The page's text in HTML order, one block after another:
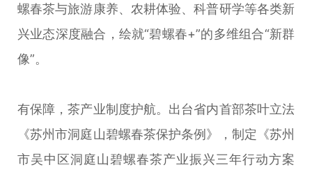
螺春茶与旅游康养、农耕体验、科普研学等各类新
兴业态深度融合，绘就“碧螺春+”的多维组合“新群
像”。
有保障，茶产业制度护航。出台省内首部茶叶立法
《苏州市洞庭山碧螺春茶保护条例》，制定《苏州
市吴中区洞庭山碧螺春茶产业振兴三年行动方案